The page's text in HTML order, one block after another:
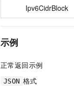
Ipv6CidrBlock
示例
正常返回示例
JSON 格式